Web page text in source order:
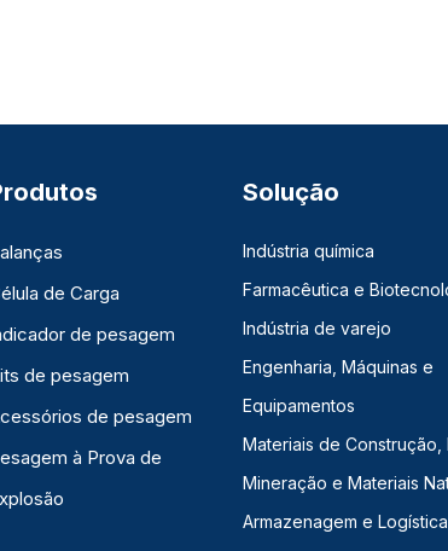
de Carga
de pesagem
de pesagem
de pesagem
à Prova de
Solução
Indústria química
Farmacêutica e
Indústria de varejo
Engenharia, Máquinas e
Equipamentos
Materiais de Construção,
Mineração e Materiais
Armazenagem e Logística